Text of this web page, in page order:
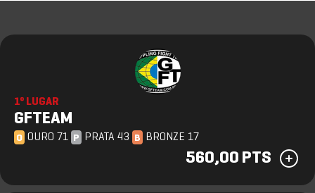
1º LUGAR
GFTEAM
O OURO 71 P PRATA 43 B BRONZE 17
560,00 PTS